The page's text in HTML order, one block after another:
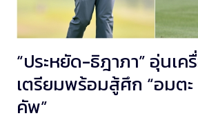
“ประหยัด-ธิฎาภา” อุ่นเค
เตรียมพร้อมสู้ศึก “อมต
คัพ”